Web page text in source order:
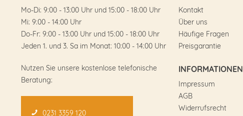
Mo-Di: 9:00 - 13:00 Uhr und 15:00 - 18:00 Uhr
Mi: 9:00 - 14:00 Uhr
Do-Fr: 9:00 - 13:00 Uhr und 15:00 - 18:00 Uhr
Jeden 1. und 3. Sa im Monat: 10:00 - 14:00 Uhr
Nutzen Sie unsere kostenlose telefonische
Beratung:
0231 3359 120
Kontakt
Über uns
Häufige Fragen
Preisgarantie
INFORMATIONEN
Impressum
AGB
Widerrufsrecht